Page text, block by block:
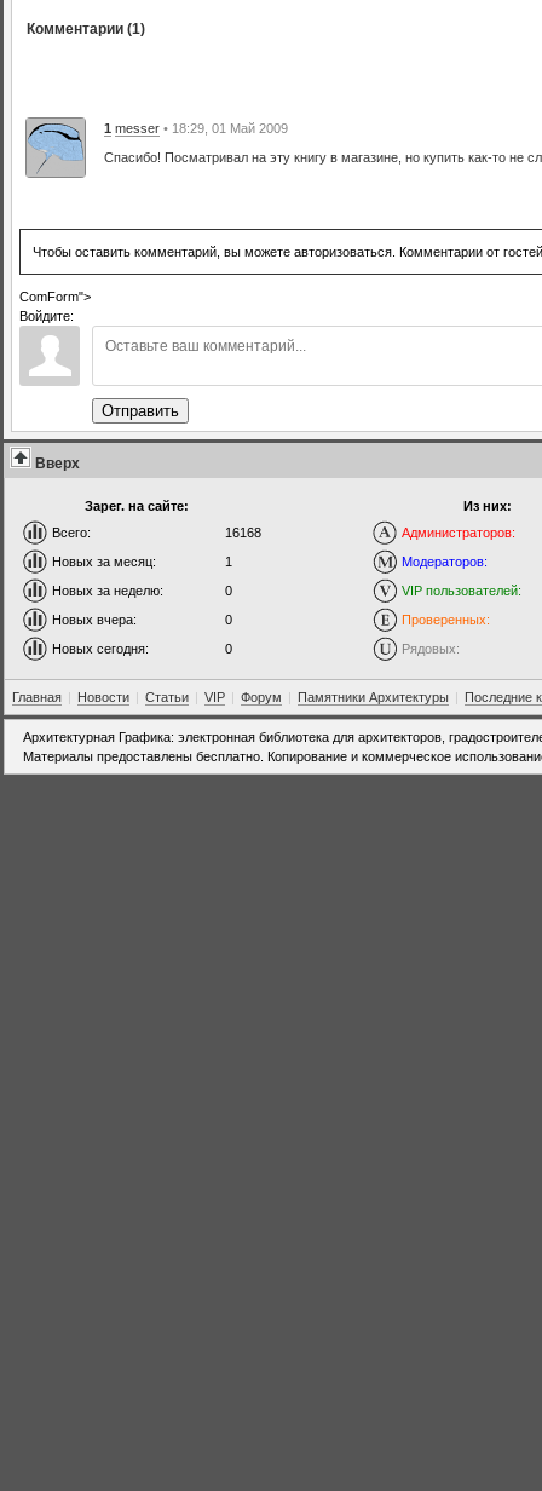
Комментарии (1)
1 messer • 18:29, 01 Май 2009
Спасибо! Посматривал на эту книгу в магазине, но купить как-то не
Чтобы оставить комментарий, вы можете авторизоваться. Комментарии от
ComForm">
Войдите:
Отправить
Вверх
Зарег. на сайте:
Всего:
16168
Новых за месяц:
1
Новых за неделю:
0
Новых вчера:
0
Новых сегодня:
0
Из них:
Администраторов:
Модераторов:
VIP пользователей:
Проверенных:
Рядовых:
Главная | Новости | Статьи | VIP | Форум | Памятники Архитектуры | Последние
Архитектурная Графика: электронная библиотека для архитекторов,
Материалы предоставлены бесплатно. Копирование и коммерческое